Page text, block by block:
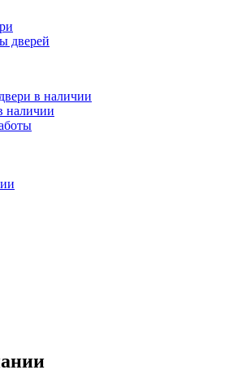
дверей
в наличии
наличии